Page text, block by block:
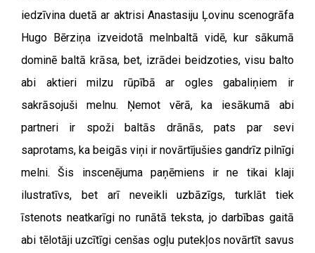
iedzīvina duetā ar aktrisi Anastasiju Ļovinu scenogrāfa
Hugo Bērziņa izveidotā melnbaltā vidē, kur sākumā
dominē baltā krāsa, bet, izrādei beidzoties, visu balto
abi aktieri milzu rūpībā ar ogles gabaliņiem ir
sakrāsojuši melnu. Ņemot vērā, ka iesākumā abi
partneri ir spoži baltās drānās, pats par sevi
saprotams, ka beigās viņi ir novārtījušies gandrīz pilnīgi
melni. Šis inscenējuma paņēmiens ir ne tikai klaji
ilustratīvs, bet arī neveikli uzbāzīgs, turklāt tiek
īstenots neatkarīgi no runātā teksta, jo darbības gaitā
abi tēlotāji uzcītīgi cenšas ogļu putekļos novārtīt savus